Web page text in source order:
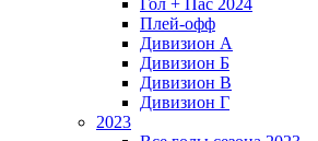
Гол + Пас 2024
Плей-офф
Дивизион A
Дивизион Б
Дивизион В
Дивизион Г
2023